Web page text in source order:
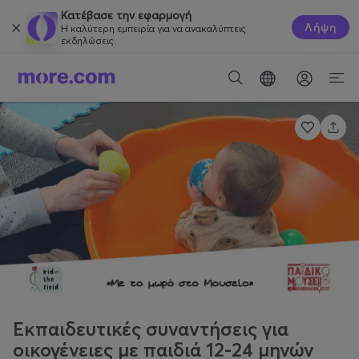
Κατέβασε την εφαρμογή
Η καλύτερη εμπειρία για να ανακαλύπτεις
εκδηλώσεις.
Λήψη
Εκπαιδευτικές συναντήσεις για
οικογένειες με παιδιά 12-24 μηνών